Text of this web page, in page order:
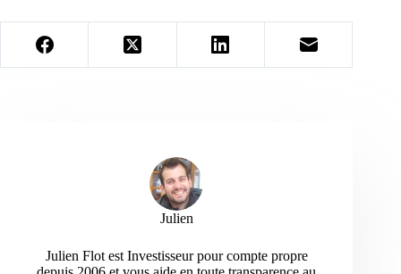
Julien
Julien Flot est Investisseur pour compte propre